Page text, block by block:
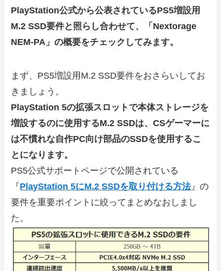
PlayStation公式から公表されているPS5増設用
M.2 SSD要件と照らし合わせて、「Nextorage
NEM-PA」の概要をチェックしてみます。
まず、PS5増設用M.2 SSD要件をおさらいしてお
きましょう。
PlayStation 5の拡張スロットで本体ストレージを
増設するのに使用するM.2 SSDは、CSゲーマーに
は不慣れな自作PC向け部品のSSDを使用するこ
とになります。
PS5公式サポートページで公開されている
『PlayStation 5にM.2 SSDを取り付ける方法』の
要件を重要ポイントに絞ってまとめなおしまし
た。